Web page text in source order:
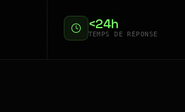
<24h
TEMPS DE RÉPONSE